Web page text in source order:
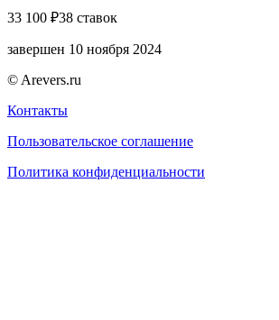
33 100 ₽38 ставок
завершен 10 ноября 2024
© Arevers.ru
Контакты
Пользовательское соглашение
Политика конфиденциальности